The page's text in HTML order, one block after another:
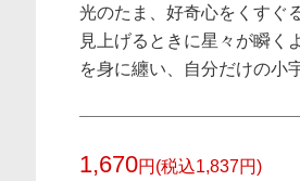
光のたま、好奇心をくすぐ
見上げるときに星々が瞬く
を身に纏い、自分だけの小
1,670円(税込1,837円)